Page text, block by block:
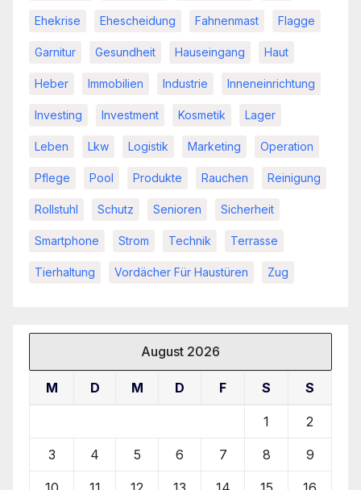
Ehekrise Ehescheidung Fahnenmast Flagge
Garnitur Gesundheit Hauseingang Haut
Heber Immobilien Industrie Inneneinrichtung
Investing Investment Kosmetik Lager
Leben Lkw Logistik Marketing Operation
Pflege Pool Produkte Rauchen Reinigung
Rollstuhl Schutz Senioren Sicherheit
Smartphone Strom Technik Terrasse
Tierhaltung Vordächer Für Haustüren Zug
August 2026
M D M D F S S
1 2
3 4 5 6 7 8 9